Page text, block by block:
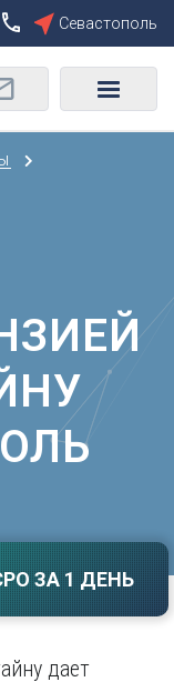
Сбросить
на-Дону
Севастополь
ЗА 1 ДЕНЬ
дает